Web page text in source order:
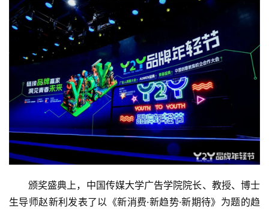
颁奖盛典上，中国传媒大学广告学院院长、教授、博士
生导师赵新利发表了以《新消费·新趋势·新期待》为题的趋